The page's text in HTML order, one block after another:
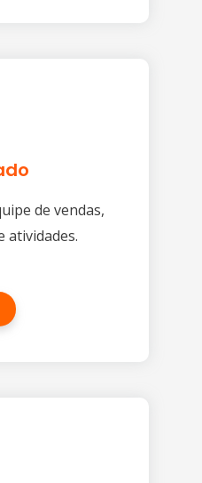
de vendas,
atividades.